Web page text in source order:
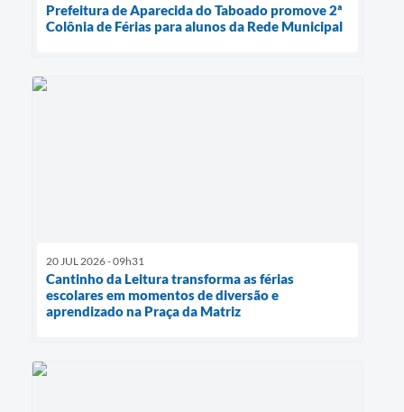
Prefeitura de Aparecida do Taboado promove 2ª
Colônia de Férias para alunos da Rede Municipal
20 JUL 2026 - 09h31
Cantinho da Leitura transforma as férias
escolares em momentos de diversão e
aprendizado na Praça da Matriz